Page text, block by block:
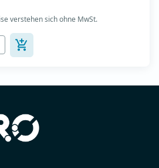
m3/h - Für Dauerbetrieb mit
°C - Luftauslass mit Schutzgitter -
lässt...
verstehen sich ohne MwSt.